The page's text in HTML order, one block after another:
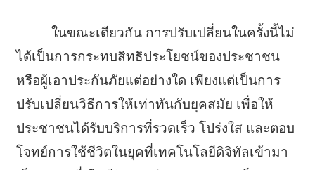
ในขณะเดียวกัน การปรับเปลี่ยนในครั้งนี้ไม่
ได้เป็นการกระทบสิทธิประโยชน์ของประชาชน
หรือผู้เอาประกันภัยแต่อย่างใด เพียงแต่เป็นการ
ปรับเปลี่ยนวิธีการให้เท่าทันกับยุคสมัย เพื่อให้
ประชาชนได้รับบริการที่รวดเร็ว โปร่งใส และตอบ
โจทย์การใช้ชีวิตในยุคที่เทคโนโลยีดิจิทัลเข้ามา